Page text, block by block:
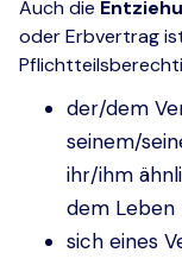
Auch die
oder Erbvertrag
der/dem
seinem/
ihr/ihm
dem
sich eines